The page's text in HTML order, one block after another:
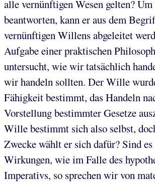
alle vernünftigen Wesen gelten? Um
beantworten, kann er aus dem
vernünftigen Willens abgeleitet
Aufgabe einer praktischen
untersucht, wie wir tatsächlich
wir handeln sollten. Der Wille
Fähigkeit bestimmt, das Handeln
Vorstellung bestimmter Gesetze
Wille bestimmt sich also selbst,
Zwecke wählt er sich dafür? Sind
Wirkungen, wie im Falle des
Imperativs, so sprechen wir von